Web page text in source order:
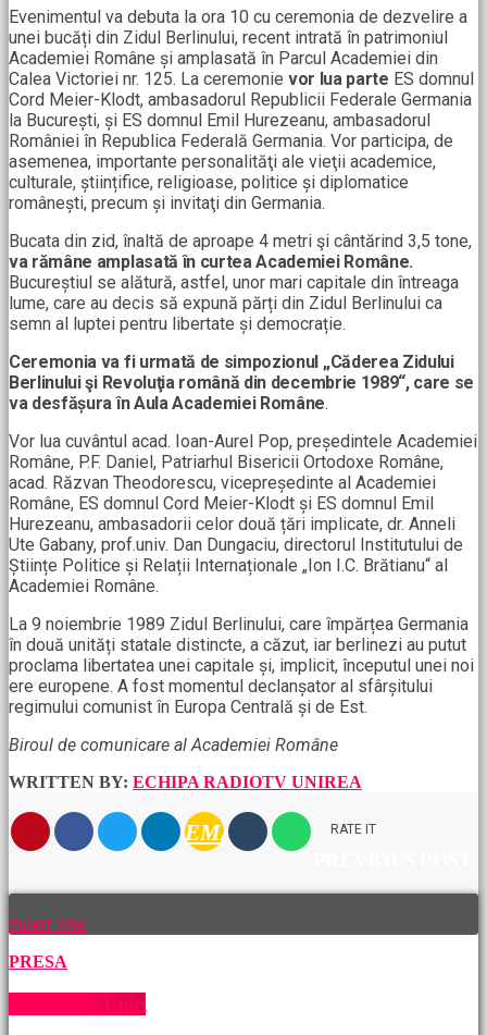
Evenimentul va debuta la ora 10 cu ceremonia de dezvelire a
unei bucăți din Zidul Berlinului, recent intrată în patrimoniul
Academiei Române și amplasată în Parcul Academiei din
Calea Victoriei nr. 125. La ceremonie vor lua parte ES domnul
Cord Meier-Klodt, ambasadorul Republicii Federale Germania
la București, și ES domnul Emil Hurezeanu, ambasadorul
României în Republica Federală Germania. Vor participa, de
asemenea, importante personalităţi ale vieţii academice,
culturale, științifice, religioase, politice și diplomatice
românești, precum și invitaţi din Germania.
Bucata din zid, înaltă de aproape 4 metri şi cântărind 3,5 tone,
va rămâne amplasată în curtea Academiei Române.
Bucureștiul se alătură, astfel, unor mari capitale din întreaga
lume, care au decis să expună părți din Zidul Berlinului ca
semn al luptei pentru libertate și democrație.
Ceremonia va fi urmată de simpozionul „Căderea Zidului
Berlinului şi Revoluţia română din decembrie 1989“, care se
va desfășura în Aula Academiei Române.
Vor lua cuvântul acad. Ioan-Aurel Pop, președintele Academiei
Române, P.F. Daniel, Patriarhul Bisericii Ortodoxe Române,
acad. Răzvan Theodorescu, vicepreședinte al Academiei
Române, ES domnul Cord Meier-Klodt și ES domnul Emil
Hurezeanu, ambasadorii celor două țări implicate, dr. Anneli
Ute Gabany, prof.univ. Dan Dungaciu, directorul Institutului de
Științe Politice și Relații Internaționale „Ion I.C. Brătianu“ al
Academiei Române.
La 9 noiembrie 1989 Zidul Berlinului, care împărțea Germania
în două unități statale distincte, a căzut, iar berlinezi au putut
proclama libertatea unei capitale și, implicit, începutul unei noi
ere europene. A fost momentul declanșator al sfârșitului
regimului comunist în Europa Centrală și de Est.
Biroul de comunicare al Academiei Române
WRITTEN BY: ECHIPA RADIOTV UNIREA
EMAIL RATE IT
insert_link
PRESA
Ziua Marii Uniri